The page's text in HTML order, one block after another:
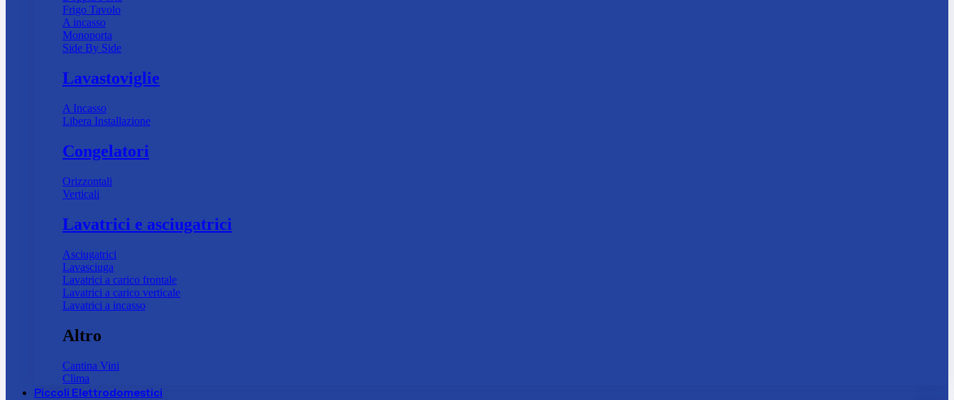
Frigo Tavolo
A incasso
Monoporta
Side By Side
Lavastoviglie
A Incasso
Libera Installazione
Congelatori
Orizzontali
Verticali
Lavatrici e asciugatrici
Asciugatrici
Lavasciuga
Lavatrici a carico frontale
Lavatrici a carico verticale
Lavatrici a incasso
Altro
Cantina Vini
Clima
Piccoli Elettrodomestici